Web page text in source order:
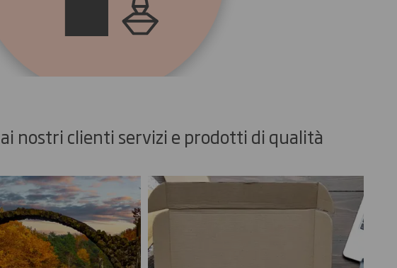
E-Commerce
nostri clienti servizi e prodotti di qualità